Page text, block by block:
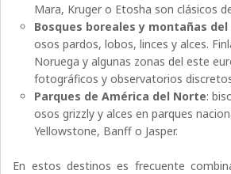
Mara, Kruger o Etosha son clásicos
Bosques boreales y montañas
osos pardos, lobos, linces y alces.
Noruega y algunas zonas del este
fotográficos y observatorios
Parques de América del Norte:
osos grizzly y alces en parques
Yellowstone, Banff o Jasper.
En estos destinos es frecuente